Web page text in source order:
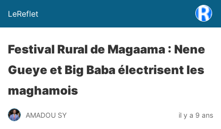
LeReflet
Festival Rural de Magaama : Nene
Gueye et Big Baba électrisent les
maghamois
AMADOU SY il y a 9 ans